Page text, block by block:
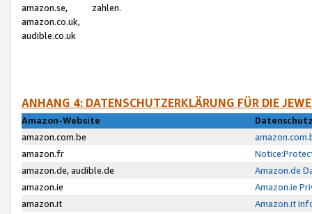
amazon.se,
amazon.co.uk,
audible.co.uk
zahlen.
ANHANG 4: DATENSCHUTZERKLÄRUNG FÜR DIE
Amazon-Website
amazon.com.be
amazon.fr
amazon.de, audible.de
Amazon.de
amazon.ie
Amazon.ie
amazon.it
Amazon.it